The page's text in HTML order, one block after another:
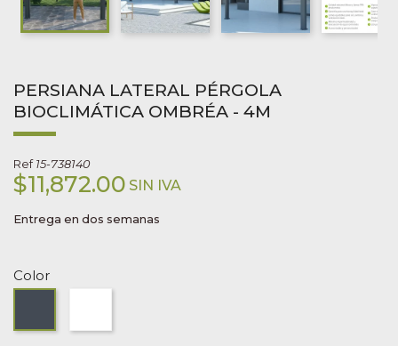
PERSIANA LATERAL PÉRGOLA
BIOCLIMÁTICA OMBRÉA - 4M
Ref 15-738140
$11,872.00 SIN IVA
Entrega en dos semanas
Color